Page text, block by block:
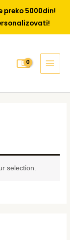
preko 5000din!
selection.